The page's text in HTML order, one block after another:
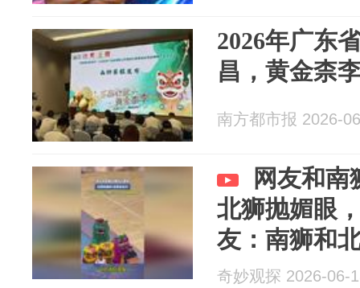
2026年广东
昌，黄金柰
南方都市报 2026-
网友和南
北狮抛媚眼
友：南狮和
狮更憨
奇妙观探 2026-06-